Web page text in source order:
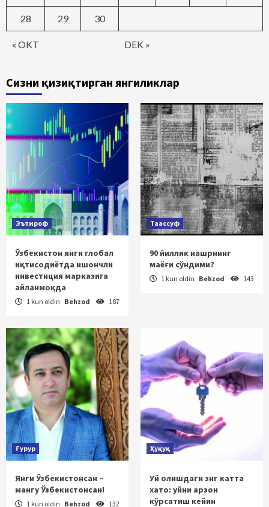
« OKT DEK »
28 29 30
Сизни қизиқтирган янгиликлар
Эътироф
Ўзбекистон янги глобал
иқтисодиётда ишончли
инвестиция марказига
айланмоқда
1 kun oldin Behzod 187
Таассуф
90 йиллик нашрнинг
маёғи сўндими?
1 kun oldin Behzod 143
Ғурур
Янги Ўзбекистонсан –
мангу Ўзбекистонсан!
1 kun oldin Behzod 132
Ҳуқуқ
Уй олишдаги энг катта
хато: уйни арзон
кўрсатиш кейин